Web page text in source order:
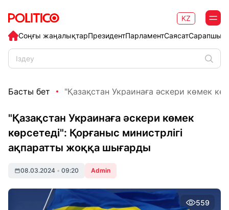
Соңғы жаңалықтарПрезидентПарламентСаясат
KZ
Басты бет "Қазақстан Украинаға әскери көмек
"Қазақстан Украинаға әскери көмек
көрсетеді": Қорғаныс министрлігі
ақпаратты жоққа шығарды
08.03.2024 • 09:20 Admin
559